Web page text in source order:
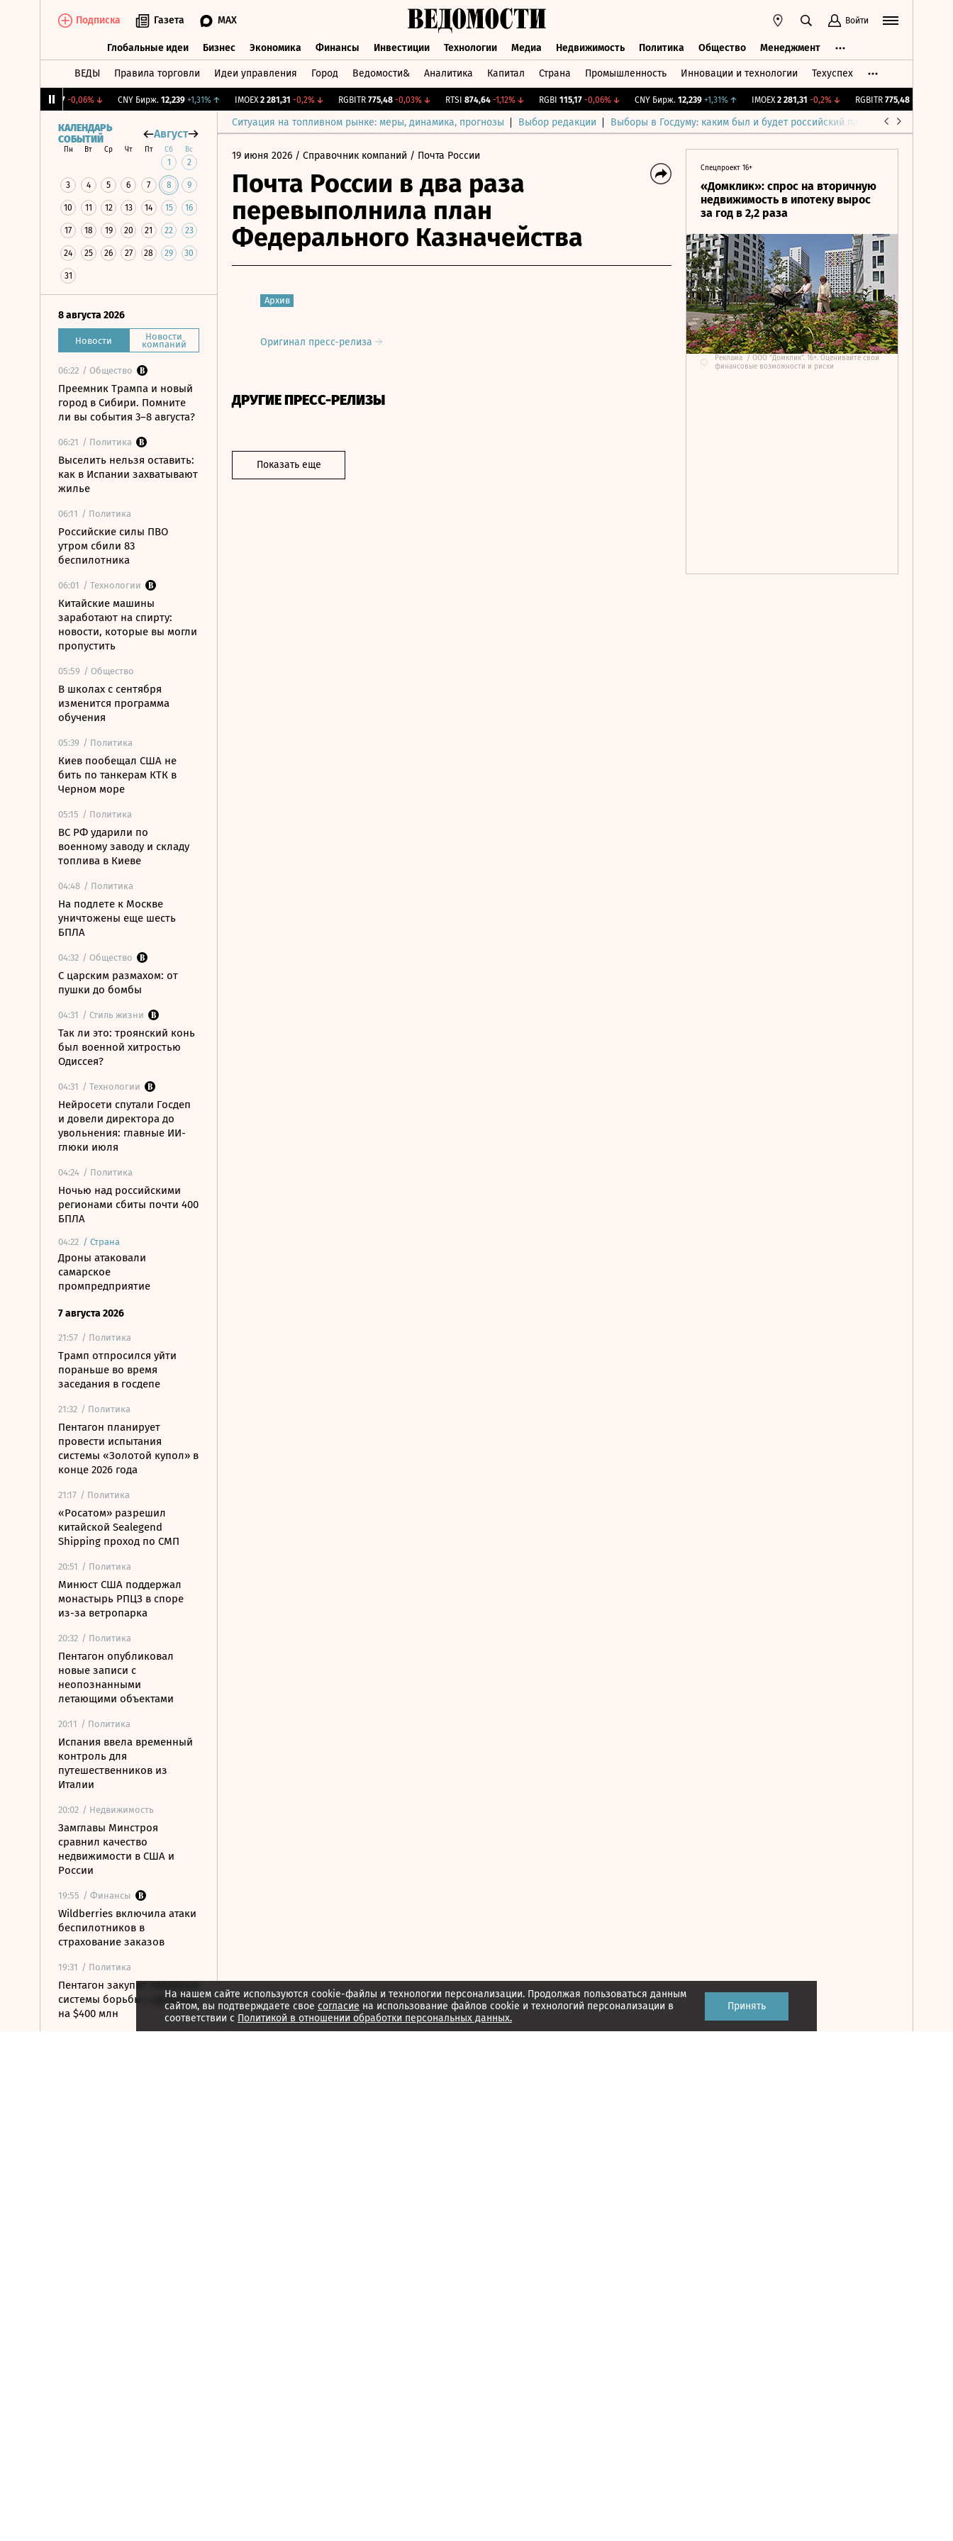
Подписка Газета MAX Войти
Глобальные идеи Бизнес Экономика Финансы Инвестиции Технологии Медиа Недвижимость Политика Общество Менеджмент
ВЕДЫ Правила торговли Идеи управления Город Ведомости& Аналитика Капитал Страна Промышленность Инновации и технологии Техуспех
-0,06%↓ CNY Бирж. 12,239 +1,31%↑ IMOEX 2 281,31 -0,2%↓ RGBITR 775,48 -0,03%↓ RTSI 874,64 -1,12% ↓ RGBI 115,17 -0,06%↓ CNY Бирж. 12,239 +1,31%↑ IMOEX 2 281,31 -0,2%↓ RGBITR 775,48 -0,03%
Ситуация на топливном рынке: меры, динамика, прогнозы Выбор редакции Выборы в Госдуму: каким был и будет российский парламент
КАЛЕНДАРЬ
СОБЫТИЙ
Август
Пн Вт Ср Чт Пт Сб Вс
1 2
3 4 5 6 7 8 9
10 11 12 13 14 15 16
17 18 19 20 21 22 23
24 25 26 27 28 29 30
31
8 августа 2026
Новости Новости
компаний
06:22 / Общество
Преемник Трампа и новый
город в Сибири. Помните
ли вы события 3–8 августа?
06:21 / Политика
Выселить нельзя оставить:
как в Испании захватывают
жилье
06:11 / Политика
Российские силы ПВО
утром сбили 83
беспилотника
06:01 / Технологии
Китайские машины
заработают на спирту:
новости, которые вы могли
пропустить
05:59 / Общество
В школах с сентября
изменится программа
обучения
05:39 / Политика
Киев пообещал США не
бить по танкерам КТК в
Черном море
05:15 / Политика
ВС РФ ударили по
военному заводу и складу
топлива в Киеве
04:48 / Политика
На подлете к Москве
уничтожены еще шесть
БПЛА
04:32 / Общество
С царским размахом: от
пушки до бомбы
04:31 / Стиль жизни
Так ли это: троянский конь
был военной хитростью
Одиссея?
04:31 / Технологии
Нейросети спутали Госдеп
и довели директора до
увольнения: главные ИИ-
глюки июля
04:24 / Политика
Ночью над российскими
регионами сбиты почти 400
БПЛА
04:22 / Страна
Дроны атаковали
самарское
промпредприятие
7 августа 2026
21:57 / Политика
Трамп отпросился уйти
пораньше во время
заседания в госдепе
21:32 / Политика
Пентагон планирует
провести испытания
системы «Золотой купол» в
конце 2026 года
21:17 / Политика
«Росатом» разрешил
китайской Sealegend
Shipping проход по СМП
20:51 / Политика
Минюст США поддержал
монастырь РПЦЗ в споре
из-за ветропарка
20:32 / Политика
Пентагон опубликовал
новые записи с
неопознанными
летающими объектами
20:11 / Политика
Испания ввела временный
контроль для
путешественников из
Италии
20:02 / Недвижимость
Замглавы Минстроя
сравнил качество
недвижимости в США и
России
19:55 / Финансы
Wildberries включила атаки
беспилотников в
страхование заказов
19:31 / Политика
Пентагон закупит лазерные
системы борьбы с дронами
на $400 млн
19 июня 2026 / Справочник компаний / Почта России
Почта России в два раза
перевыполнила план
Федерального Казначейства
Архив
Оригинал пресс-релиза
ДРУГИЕ ПРЕСС-РЕЛИЗЫ
Показать еще
Спецпроект 16+
«Домклик»: спрос на вторичную
недвижимость в ипотеку вырос
за год в 2,2 раза
Реклама / ООО "Домклик". 16+. Оценивайте свои
финансовые возможности и риски
На нашем сайте используются cookie-файлы и технологии персонализации. Продолжая пользоваться данным
сайтом, вы подтверждаете свое согласие на использование файлов cookie и технологий персонализации в
соответствии с Политикой в отношении обработки персональных данных.
Принять